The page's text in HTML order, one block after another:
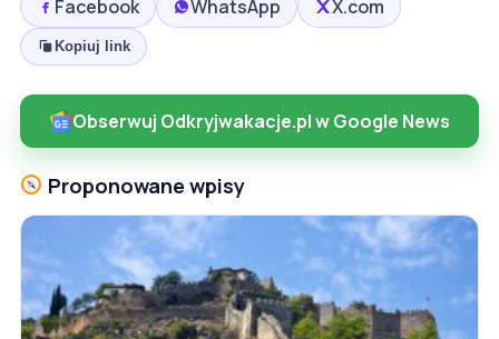
Facebook WhatsApp X.com
Kopiuj link
Obserwuj Odkryjwakacje.pl w Google News
Proponowane wpisy